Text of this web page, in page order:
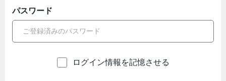
パスワード
ログイン情報を記憶させる